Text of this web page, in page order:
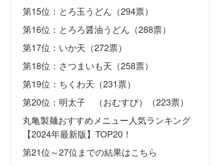
第15位：とろ玉うどん（294票）
第16位：とろろ醤油うどん（288票）
第17位：いか天（272票）
第18位：さつまいも天（258票）
第19位：ちくわ天（231票）
第20位：明太子 （おむすび）（223票）
丸亀製麺おすすめメニュー人気ランキング
【2024年最新版】TOP20！
第21位～27位までの結果はこちら